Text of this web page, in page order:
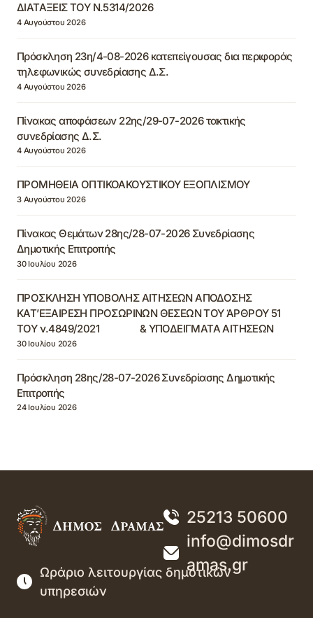
ΔΙΑΤΑΞΕΙΣ ΤΟΥ Ν.5314/2026
4 Αυγούστου 2026
Πρόσκληση 23η/4-08-2026 κατεπείγουσας δια περιφοράς
τηλεφωνικώς συνεδρίασης Δ.Σ.
4 Αυγούστου 2026
Πίνακας αποφάσεων 22ης/29-07-2026 τακτικής
συνεδρίασης Δ.Σ.
4 Αυγούστου 2026
ΠΡΟΜΗΘΕΙΑ ΟΠΤΙΚΟΑΚΟΥΣΤΙΚΟΥ ΕΞΟΠΛΙΣΜΟΥ
3 Αυγούστου 2026
Πίνακας Θεμάτων 28ης/28-07-2026 Συνεδρίασης
Δημοτικής Επιτροπής
30 Ιουλίου 2026
ΠΡΟΣΚΛΗΣΗ ΥΠΟΒΟΛΗΣ ΑΙΤΗΣΕΩΝ ΑΠΟΔΟΣΗΣ
ΚΑΤ’ΕΞΑΙΡΕΣΗ ΠΡΟΣΩΡΙΝΩΝ ΘΕΣΕΩΝ ΤΟΥ ΆΡΘΡΟΥ 51
ΤΟΥ ν.4849/2021 & ΥΠΟΔΕΙΓΜΑΤΑ ΑΙΤΗΣΕΩΝ
30 Ιουλίου 2026
Πρόσκληση 28ης/28-07-2026 Συνεδρίασης Δημοτικής
Επιτροπής
24 Ιουλίου 2026
25213 50600
info@dimosdr
amas.gr
Ωράριο λειτουργίας δημοτικών
υπηρεσιών